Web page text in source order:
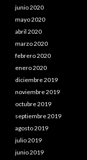
junio 2020
mayo 2020
abril 2020
marzo 2020
febrero 2020
enero 2020
diciembre 2019
noviembre 2019
octubre 2019
septiembre 2019
agosto 2019
julio 2019
junio 2019